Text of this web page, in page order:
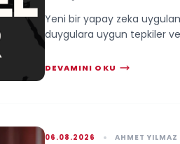
Yeni bir yapay zeka
duygulara uygun tepkiler
DEVAMINI OKU
06.08.2026 AHMET YILMAZ